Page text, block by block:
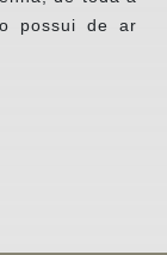
possui de ar